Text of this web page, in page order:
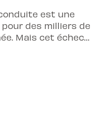
est une
des milliers de
Mais cet échec
Découvre